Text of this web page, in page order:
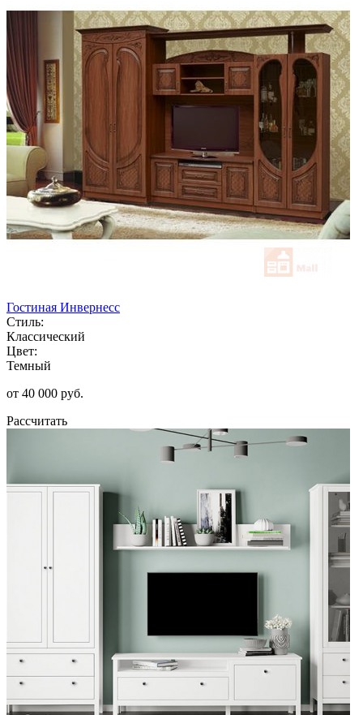
Гостиная Инвернесс
Стиль:
Классический
Цвет:
Темный
от 40 000 руб.
Рассчитать